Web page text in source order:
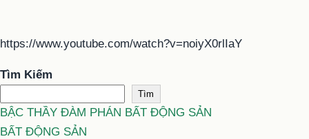
https://www.youtube.com/watch?v=noiyX0rlIaY
Tìm Kiếm
Tìm
BẬC THẦY ĐÀM PHÁN BẤT ĐỘNG SẢN
BẤT ĐỘNG SẢN